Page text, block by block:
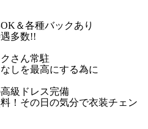
＆各種バックあり
多数!!
さん常駐
しを最高にする為に
級ドレス完備
！その日の気分で衣装チェン